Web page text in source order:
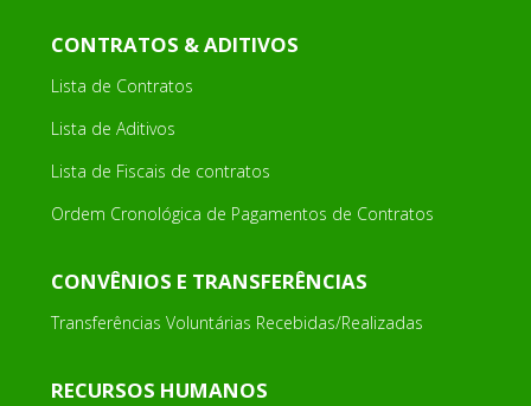
CONTRATOS & ADITIVOS
Lista de Contratos
Lista de Aditivos
Lista de Fiscais de contratos
Ordem Cronológica de Pagamentos de Contratos
CONVÊNIOS E TRANSFERÊNCIAS
Transferências Voluntárias Recebidas/Realizadas
RECURSOS HUMANOS